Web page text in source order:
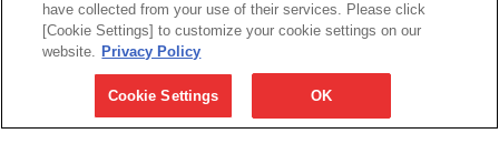
一般財団法人沖縄観光コンベンションビューロー
have collected from your use of their services. Please click
[Cookie Settings] to customize your cookie settings on our
website. Privacy Policy
Cookie Settings OK